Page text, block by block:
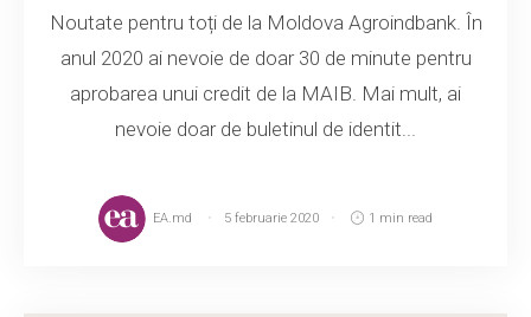
Noutate pentru toți de la Moldova Agroindbank. În
anul 2020 ai nevoie de doar 30 de minute pentru
aprobarea unui credit de la MAIB. Mai mult, ai
nevoie doar de buletinul de identit...
EA.md 5 februarie 2020 1 min read